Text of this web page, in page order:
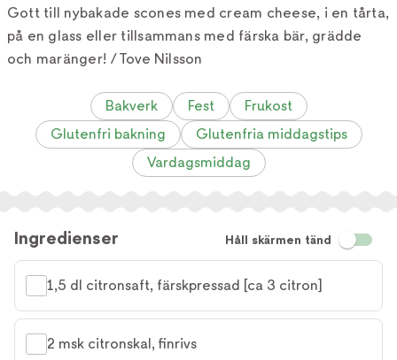
Gott till nybakade scones med cream cheese, i en tårta,
på en glass eller tillsammans med färska bär, grädde
och maränger! /Tove Nilsson
Bakverk Fest
Frukost
Glutenfri bakning
Glutenfria middagstips
Vardagsmiddag
Ingredienser Håll skärmen tänd
1,5 dl citronsaft, färskpressad [ca 3 citron]
2 msk citronskal, finrivs